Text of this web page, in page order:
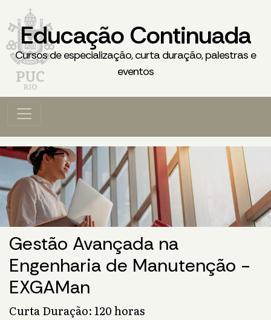
Educação Continuada
Cursos de especialização, curta duração, palestras e
eventos
Gestão Avançada na
Engenharia de Manutenção -
EXGAMan
Curta Duração: 120 horas